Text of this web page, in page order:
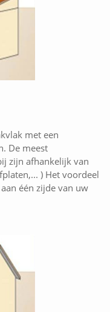
met een
De meest
zijn afhankelijk van
) Het voordeel
één zijde van uw